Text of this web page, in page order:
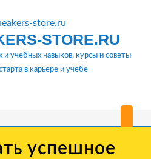
STORE.RU
и учебных навыков, курсы и советы
в карьере и учебе
успешное